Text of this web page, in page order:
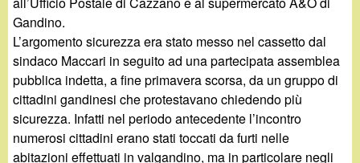
n
o
.
a
Gandino.
L’argomento sicurezza era stato messo nel cassetto dal
sindaco Maccari in seguito ad una partecipata assemblea
pubblica indetta, a fine primavera scorsa, da un gruppo di
cittadini gandinesi che protestavano chiedendo più
sicurezza. Infatti nel periodo antecedente l’incontro
numerosi cittadini erano stati toccati da furti nelle
abitazioni effettuati in valgandino, ma in particolare negli